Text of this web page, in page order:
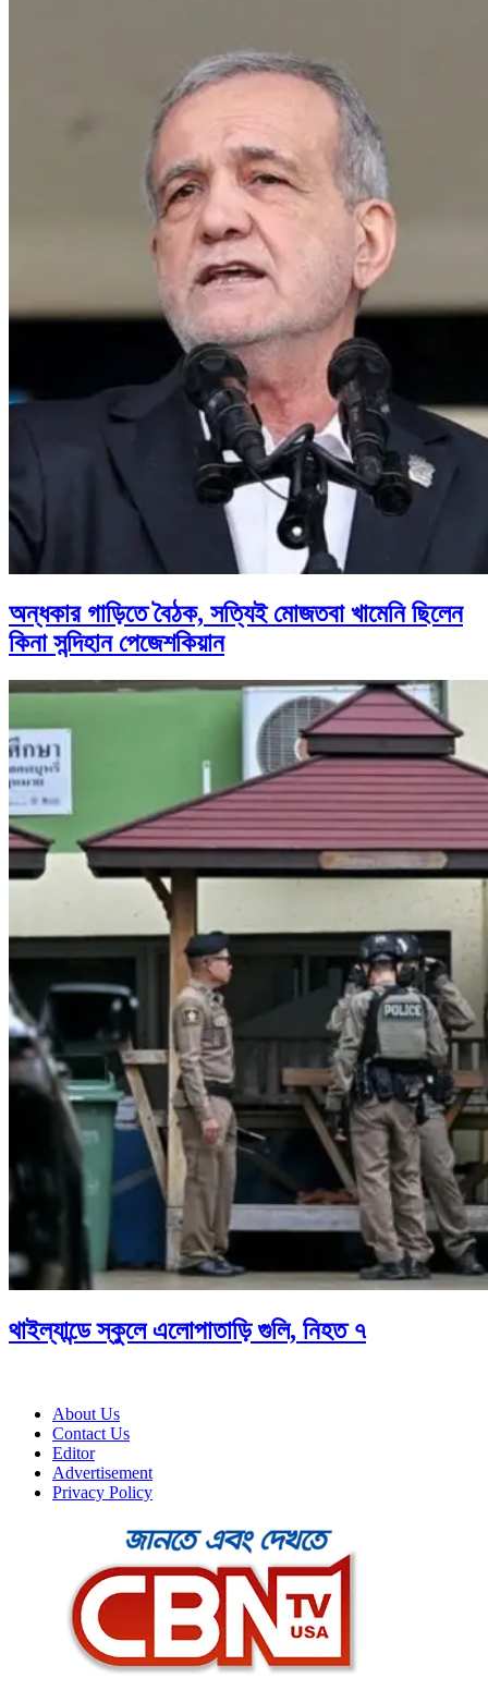
অন্ধকার গাড়িতে বৈঠক, সত্যিই মোজতবা খামেনি ছিলেন
কিনা সন্দিহান পেজেশকিয়ান
থাইল্যান্ডে স্কুলে এলোপাতাড়ি গুলি, নিহত ৭
About Us
Contact Us
Editor
Advertisement
Privacy Policy